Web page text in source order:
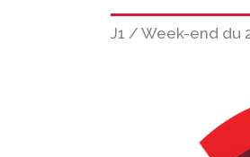
J1 / Week-end du